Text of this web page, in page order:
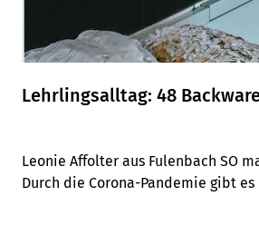
Lehrlingsalltag: 48
Leonie Affolter aus Fulenbach SO
Durch die Corona-Pandemie gibt